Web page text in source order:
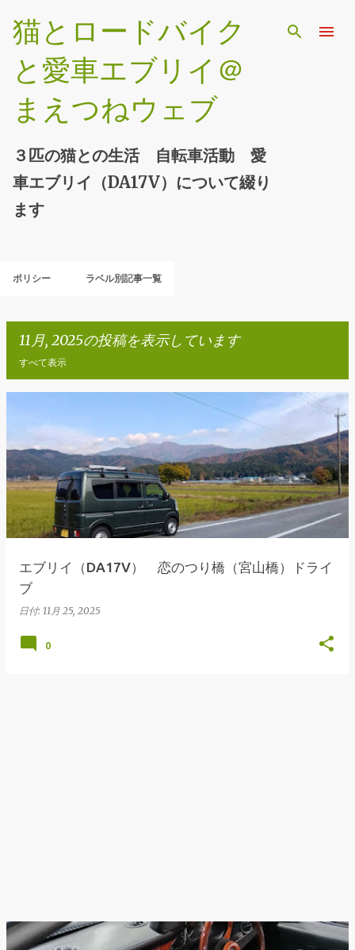
スキップしてメイン コンテンツに移動
猫とロードバイク
と愛車エブリイ＠
まえつねウェブ
３匹の猫との生活 自転車活動 愛
車エブリイ（DA17V）について綴り
ます
ポリシー ラベル別記事一覧
11月, 2025の投稿を表示しています
すべて表示
稿
エブリイ（DA17V） 恋のつり橋（宮山橋）ドライ
ブ
日付: 11月 25, 2025
0